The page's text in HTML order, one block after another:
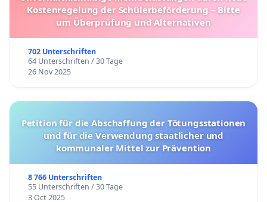
Kostenregelung der Schülerbeförderung – Bitte
um Überprüfung und Alternativen
702 Unterschriften
64 Unterschriften / 30 Tage
26 Nov 2025
Petition für die Abschaffung der Tötungsstationen
und für die Verwendung staatlicher und
kommunaler Mittel zur Prävention
8 766 Unterschriften
55 Unterschriften / 30 Tage
3 Oct 2025